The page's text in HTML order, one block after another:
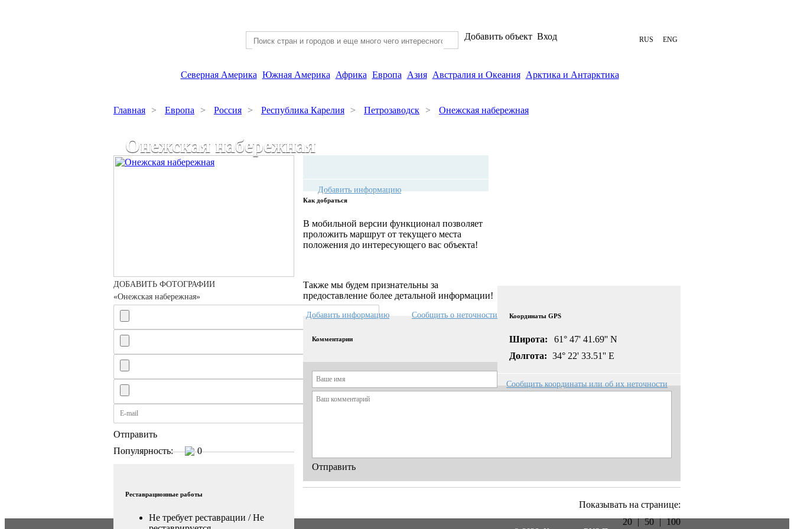
Добавить объект Вход ENG
RUS
Северная Америка Южная Америка Африка Европа Азия Австралия и Океания Арктика и Антарктика
Главная > Европа > Россия > Республика Карелия > Петрозаводск > Онежская набережная
Онежская набережная
ДОБАВИТЬ ФОТОГРАФИИ
«Онежская набережная»
Отправить
Популярность:
0
Реставрационные работы
Не требует реставрации / Не
Добавить информацию
Координаты GPS
Широта:
61° 47' 41.69'' N
Долгота: 34° 22' 33.51'' E
Сообщить координаты или об их неточности
Как добраться
В мобильной версии функционал позволяет
проложить маршрут от текущего места
положения до интересующего вас объекта!
Также мы будем признательны за
предоставление более детальной информации!
Сообщить о неточности
Добавить информацию
Комментарии
Отправить
Показывать на странице:
20 | 50 | 100